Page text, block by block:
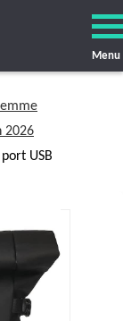
Menu
2026
USB